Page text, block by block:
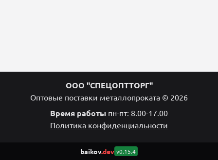
ООО "СПЕЦОПТТОРГ"
Оптовые поставки металлопроката © 2026
Время работы пн-пт: 8.00-17.00
Политика конфиденциальности
baikov.dev v0.15.4